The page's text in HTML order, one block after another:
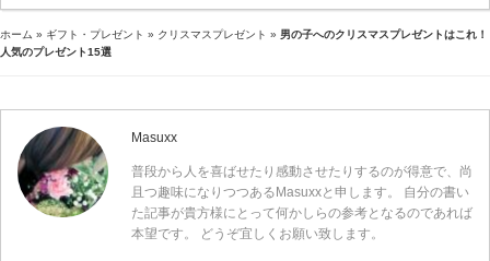
ホーム » ギフト・プレゼント » クリスマスプレゼント » 男の子へのクリスマスプレゼントはこれ！
人気のプレゼント15選
Masuxx
普段から人を喜ばせたり感動させたりするのが得意で、尚
且つ趣味になりつつあるMasuxxと申します。 自分の書い
た記事が貴方様にとって何かしらの参考となるのであれば
本望です。 どうぞ宜しくお願い致します。